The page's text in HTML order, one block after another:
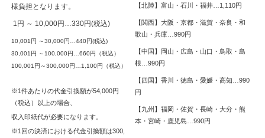
様負担となります。
1円 ～ 10,000円…330円(税込)
10,001円 ～30,000円…440円(税込)
30,001円 ～100,000円…660円（税込）
100,001円～300,000円…1,100円（税込）
※1件あたりの代金引換額が54,000円
（税込）以上の場合、
収入印紙代が必要になります。
※1回の決済における代金引換額は300,
【北陸】富山・石川・福井…1,110円
【関西】大阪・京都・滋賀・奈良・和
歌山・兵庫…990円
【中国】岡山・広島・山口・鳥取・島
根…990円
【四国】香川・徳島・愛媛・高知…990
円
【九州】福岡・佐賀・長崎・大分・熊
本・宮崎・鹿児島…990円